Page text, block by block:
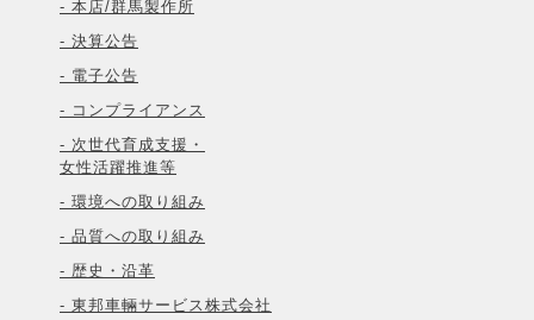
- 本店/群馬製作所
- 決算公告
- 電子公告
- コンプライアンス
- 次世代育成支援・
女性活躍推進等
- 環境への取り組み
- 品質への取り組み
- 歴史・沿革
- 東邦車輛サービス株式会社